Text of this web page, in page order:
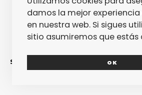
SINCERAMENTE
damos la mejor experiencia
en nuestra web. Si sigues
sitio asumiremos que estás
OK